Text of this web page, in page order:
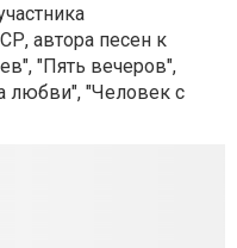
автора песен к
"Пять вечеров",
любви", "Человек с